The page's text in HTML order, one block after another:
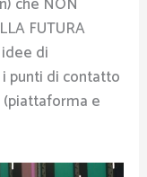
FUTURA
di
punti di contatto
e